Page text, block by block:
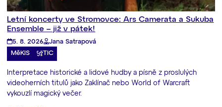
Letní koncerty ve Stromovce: Ars Camerata a Sukuba
Ensemble – již v pátek!
5. 8. 2026
Jana Satrapová
MěKIS
TIC
Interpretace historické a lidové hudby a písně z proslulých
videoherních titulů jako Zaklínač nebo World of Warcraft
vykouzlí magický večer.